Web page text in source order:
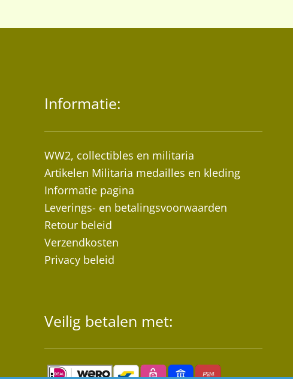
Informatie:
WW2, collectibles en militaria
Artikelen Militaria medailles en kleding
Informatie pagina
Leverings- en betalingsvoorwaarden
Retour beleid
Verzendkosten
Privacy beleid
Veilig betalen met: